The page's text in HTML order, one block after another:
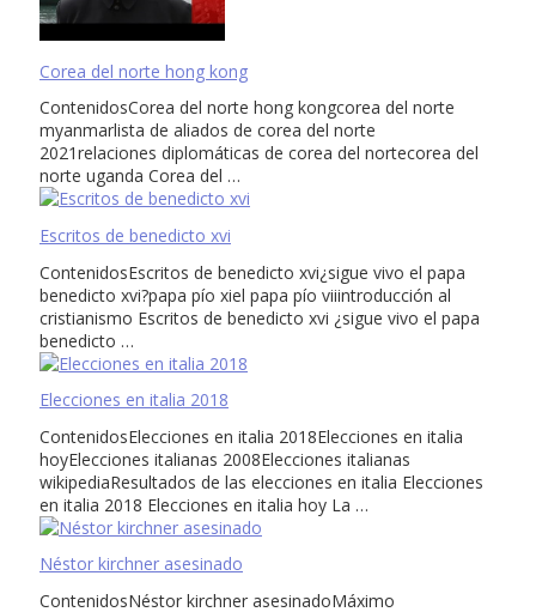
Corea del norte hong kong
ContenidosCorea del norte hong kongcorea del norte
myanmarlista de aliados de corea del norte
2021relaciones diplomáticas de corea del nortecorea del
norte uganda Corea del …
Escritos de benedicto xvi
ContenidosEscritos de benedicto xvi¿sigue vivo el papa
benedicto xvi?papa pío xiel papa pío viiintroducción al
cristianismo Escritos de benedicto xvi ¿sigue vivo el papa
benedicto …
Elecciones en italia 2018
ContenidosElecciones en italia 2018Elecciones en italia
hoyElecciones italianas 2008Elecciones italianas
wikipediaResultados de las elecciones en italia Elecciones
en italia 2018 Elecciones en italia hoy La …
Néstor kirchner asesinado
ContenidosNéstor kirchner asesinadoMáximo